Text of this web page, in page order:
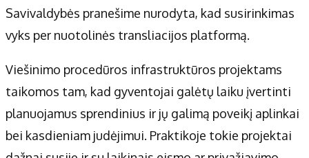
Savivaldybės pranešime nurodyta, kad susirinkimas
vyks per nuotolinės transliacijos platformą.
Viešinimo procedūros infrastruktūros projektams
taikomos tam, kad gyventojai galėtų laiku įvertinti
planuojamus sprendinius ir jų galimą poveikį aplinkai
bei kasdieniam judėjimui. Praktikoje tokie projektai